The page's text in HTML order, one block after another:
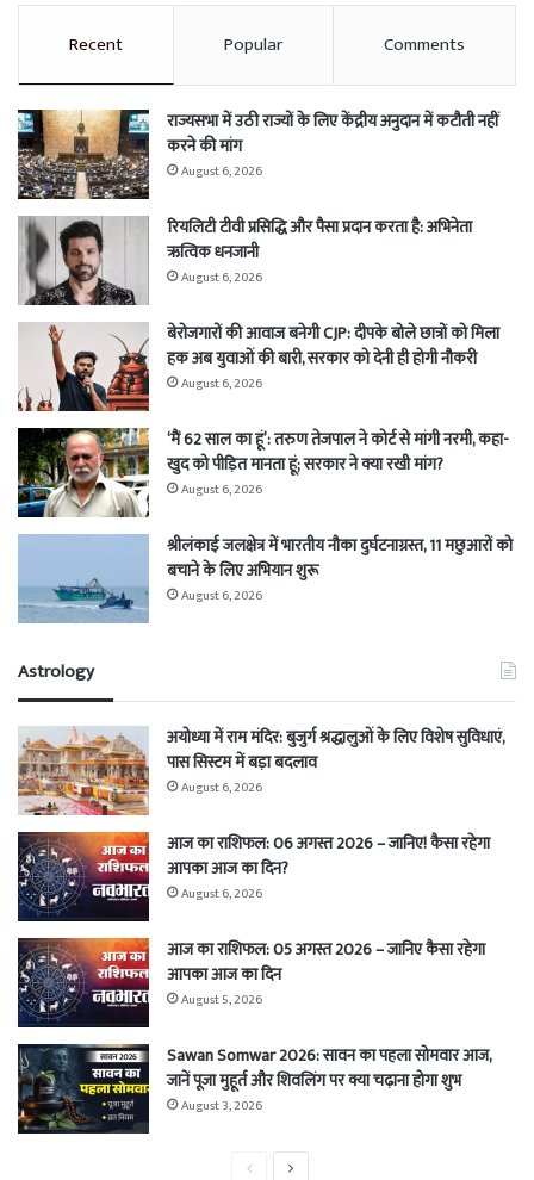
Recent Popular Comments
राज्यसभा में उठी राज्यों के लिए केंद्रीय अनुदान में कटौती नहीं
करने की मांग
August 6, 2026
रियलिटी टीवी प्रसिद्धि और पैसा प्रदान करता है: अभिनेता
ऋत्विक धनजानी
August 6, 2026
बेरोजगारों की आवाज बनेगी CJP: दीपके बोले छात्रों को मिला
हक अब युवाओं की बारी, सरकार को देनी ही होगी नौकरी
August 6, 2026
‘मैं 62 साल का हूं’: तरुण तेजपाल ने कोर्ट से मांगी नरमी, कहा-
खुद को पीड़ित मानता हूं; सरकार ने क्या रखी मांग?
August 6, 2026
श्रीलंकाई जलक्षेत्र में भारतीय नौका दुर्घटनाग्रस्त, 11 मछुआरों को
बचाने के लिए अभियान शुरू
August 6, 2026
Astrology
अयोध्या में राम मंदिर: बुजुर्ग श्रद्धालुओं के लिए विशेष सुविधाएं,
पास सिस्टम में बड़ा बदलाव
August 6, 2026
आज का राशिफल: 06 अगस्त 2026 – जानिए! कैसा रहेगा
आपका आज का दिन?
August 6, 2026
आज का राशिफल: 05 अगस्त 2026 – जानिए कैसा रहेगा
आपका आज का दिन
August 5, 2026
Sawan Somwar 2026: सावन का पहला सोमवार आज,
जानें पूजा मुहूर्त और शिवलिंग पर क्या चढ़ाना होगा शुभ
August 3, 2026
PreviousNext